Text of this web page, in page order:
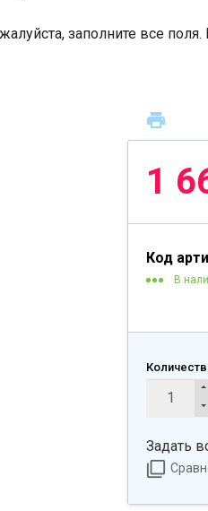
заполните все поля.
1
Код
В
Задать